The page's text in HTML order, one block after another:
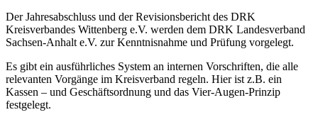
Der Jahresabschluss und der Revisionsbericht des DRK
Kreisverbandes Wittenberg e.V. werden dem DRK Landesverband
Sachsen-Anhalt e.V. zur Kenntnisnahme und Prüfung vorgelegt.
Es gibt ein ausführliches System an internen Vorschriften, die alle
relevanten Vorgänge im Kreisverband regeln. Hier ist z.B. ein
Kassen – und Geschäftsordnung und das Vier-Augen-Prinzip
festgelegt.